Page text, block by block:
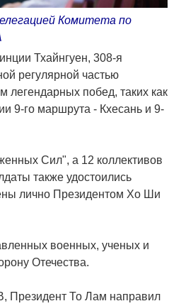
Комитета по
Тхайнгуен, 308-я
регулярной частью
побед, таких как
9-го маршрута - Кхесань и 9-
Сил", а 12 коллективов
также удостоились
лично Президентом Хо Ши
военных, ученых и
Отечества.
Президент То Лам направил